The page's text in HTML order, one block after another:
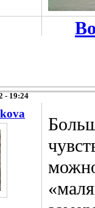
- 19:24